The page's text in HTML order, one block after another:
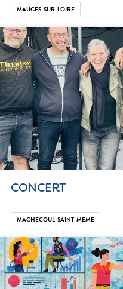
MAUGES-SUR-LOIRE
CONCERT
MACHECOUL-SAINT-MEME